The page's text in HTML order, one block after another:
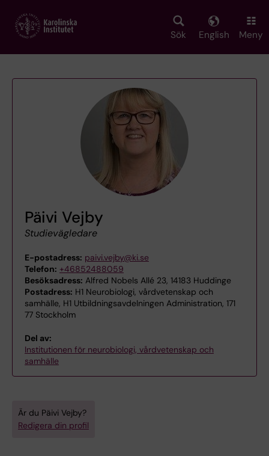
main
Sök English Meny
Päivi Vejby
Studievägledare
E-postadress: paivi.vejby@ki.se
Telefon: +46852488059
Besöksadress: Alfred Nobels Allé 23, 14183 Huddinge
Postadress: H1 Neurobiologi, vårdvetenskap och
samhälle, H1 Utbildningsavdelningen Administration, 171
77 Stockholm
Del av:
Institutionen för neurobiologi, vårdvetenskap och
samhälle
Är du Päivi Vejby?
Redigera din profil